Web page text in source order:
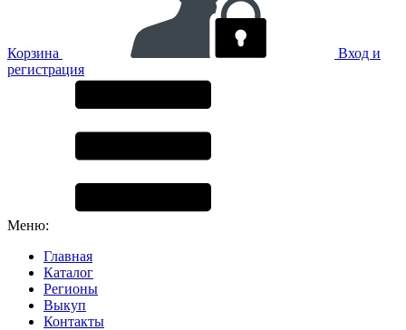
Корзина
Вход и
регистрация
Меню:
Главная
Каталог
Регионы
Выкуп
Контакты